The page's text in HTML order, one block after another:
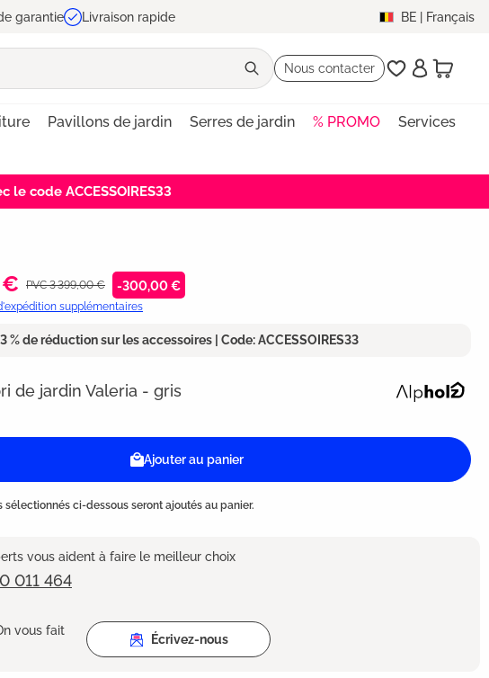
garantie Livraison rapide BE | Français
Nous contacter
Pavillons de jardin Serres de jardin % PROMO Services
code ACCESSOIRES33
PVC 3 399,00 € -300,00 €
supplémentaires
% de réduction sur les accessoires | Code: ACCESSOIRES33
de jardin Valeria - gris
Ajouter au panier
sélectionnés ci-dessous seront ajoutés au panier.
vous aident à faire le meilleur choix
011 464
vous fait
Écrivez-nous